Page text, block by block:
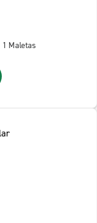
1 Maletas